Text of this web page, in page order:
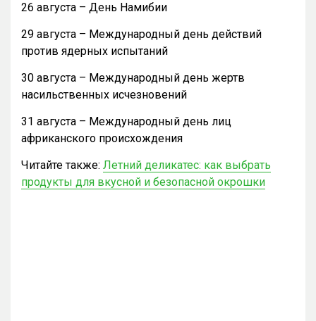
26 августа – День Намибии
29 августа – Международный день действий
против ядерных испытаний
30 августа – Международный день жертв
насильственных исчезновений
31 августа – Международный день лиц
африканского происхождения
Читайте также: Летний деликатес: как выбрать
продукты для вкусной и безопасной окрошки